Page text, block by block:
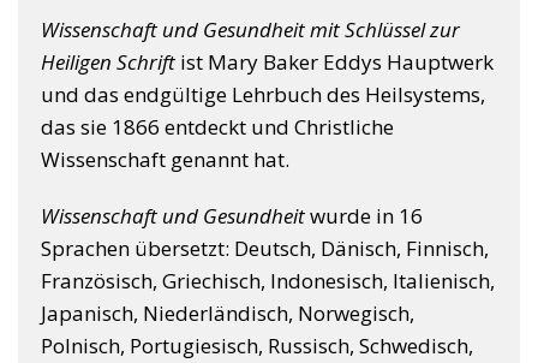
Wissenschaft und Gesundheit mit Schlüssel zur
Heiligen Schrift ist Mary Baker Eddys Hauptwerk
und das endgültige Lehrbuch des Heilsystems,
das sie 1866 entdeckt und Christliche
Wissenschaft genannt hat.
Wissenschaft und Gesundheitwurde in 16
Sprachen übersetzt: Deutsch, Dänisch, Finnisch,
Französisch, Griechisch, Indonesisch, Italienisch,
Japanisch, Niederländisch, Norwegisch,
Polnisch, Portugiesisch, Russisch, Schwedisch,